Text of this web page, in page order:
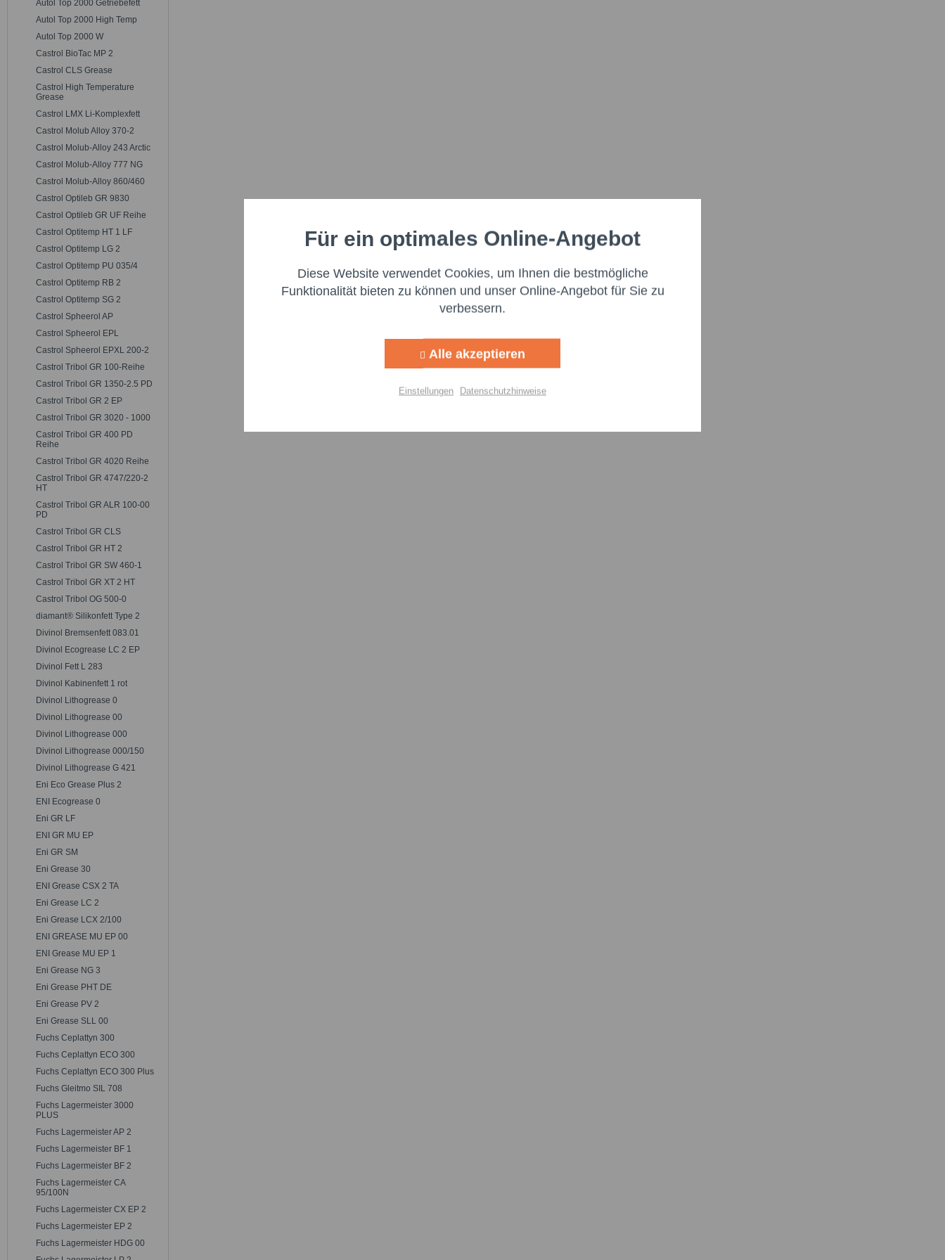
Autol Top 2000 Getriebefett
Autol Top 2000 High Temp
Autol Top 2000 W
Castrol BioTac MP 2
Castrol CLS Grease
Castrol High Temperature
Grease
Castrol LMX Li-Komplexfett
Castrol Molub Alloy 370-2
Castrol Molub-Alloy 243 Arctic
Castrol Molub-Alloy 777 NG
Castrol Molub-Alloy 860/460
Castrol Optileb GR 9830
Castrol Optileb GR UF Reihe
Castrol Optitemp HT 1 LF
Castrol Optitemp LG 2
Castrol Optitemp PU 035/4
Castrol Optitemp RB 2
Castrol Optitemp SG 2
Castrol Spheerol AP
Castrol Spheerol EPL
Castrol Spheerol EPXL 200-2
Castrol Tribol GR 100-Reihe
Castrol Tribol GR 1350-2.5 PD
Castrol Tribol GR 2 EP
Castrol Tribol GR 3020 - 1000
Castrol Tribol GR 400 PD
Reihe
Castrol Tribol GR 4020 Reihe
Castrol Tribol GR 4747/220-2
HT
Castrol Tribol GR ALR 100-00
PD
Castrol Tribol GR CLS
Castrol Tribol GR HT 2
Castrol Tribol GR SW 460-1
Castrol Tribol GR XT 2 HT
Castrol Tribol OG 500-0
diamant® Silikonfett Type 2
Divinol Bremsenfett 083.01
Divinol Ecogrease LC 2 EP
Divinol Fett L 283
Divinol Kabinenfett 1 rot
Divinol Lithogrease 0
Divinol Lithogrease 00
Divinol Lithogrease 000
Divinol Lithogrease 000/150
Divinol Lithogrease G 421
Eni Eco Grease Plus 2
ENI Ecogrease 0
Eni GR LF
ENI GR MU EP
Eni GR SM
Eni Grease 30
ENI Grease CSX 2 TA
Eni Grease LC 2
Eni Grease LCX 2/100
ENI GREASE MU EP 00
ENI Grease MU EP 1
Eni Grease NG 3
Eni Grease PHT DE
Eni Grease PV 2
Eni Grease SLL 00
Fuchs Ceplattyn 300
Fuchs Ceplattyn ECO 300
Fuchs Ceplattyn ECO 300 Plus
Fuchs Gleitmo SIL 708
Fuchs Lagermeister 3000
PLUS
Fuchs Lagermeister AP 2
Fuchs Lagermeister BF 1
Fuchs Lagermeister BF 2
Fuchs Lagermeister CA
95/100N
Fuchs Lagermeister CX EP 2
Fuchs Lagermeister EP 2
Fuchs Lagermeister HDG 00
Funktionale Aktiv
Marketing Aktiv
Für ein optimales Online-Angebot
Diese Website verwendet Cookies, um Ihnen die bestmögliche
Funktionalität bieten zu können und unser Online-Angebot für Sie zu
verbessern.
Alle akzeptieren
Einstellungen Datenschutzhinweise